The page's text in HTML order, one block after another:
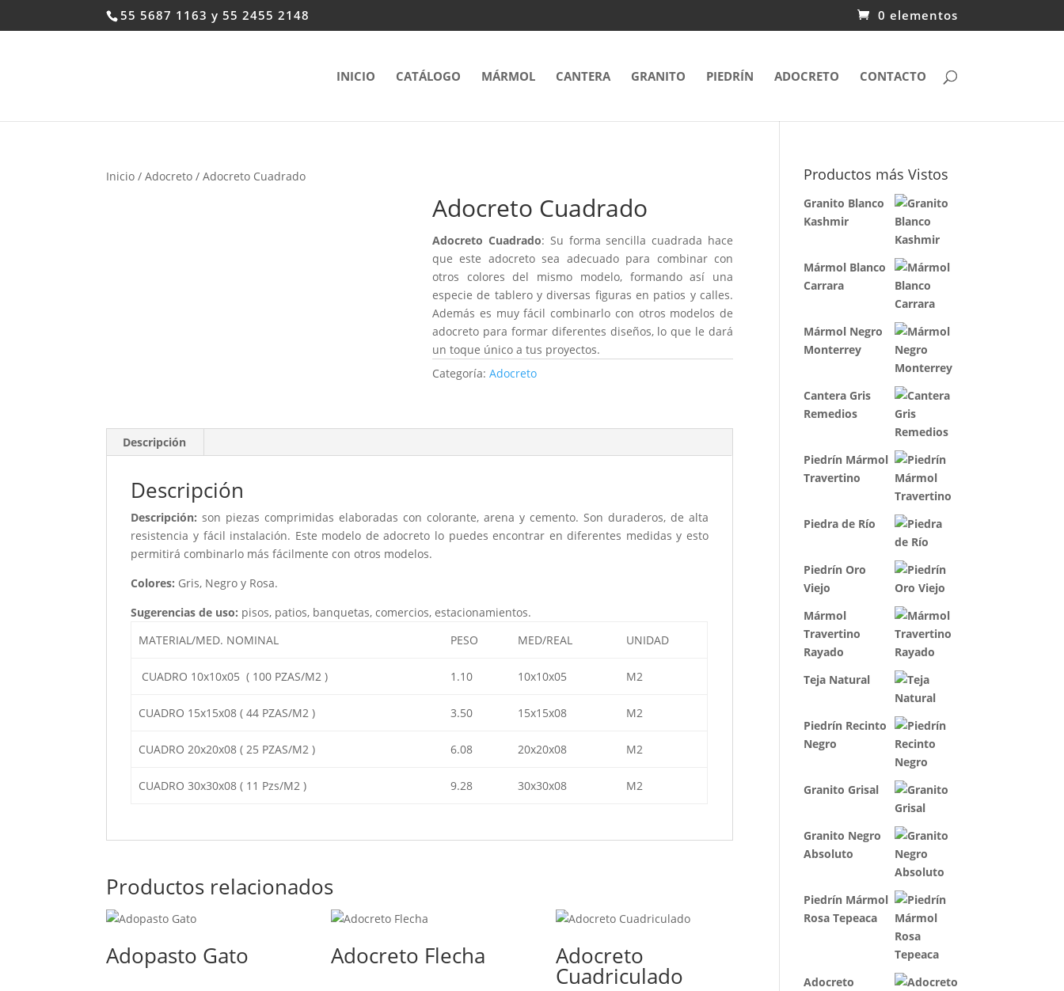
55 5687 1163 y 55 2455 2148 0 elementos
INICIO CATÁLOGO MÁRMOL CANTERA GRANITO PIEDRÍN ADOCRETO CONTACTO
Inicio /Adocreto / Adocreto Cuadrado
Adocreto Cuadrado
Adocreto Cuadrado: Su forma sencilla cuadrada hace
que este adocreto sea adecuado para combinar con
otros colores del mismo modelo, formando así una
especie de tablero y diversas figuras en patios y calles.
Además es muy fácil combinarlo con otros modelos de
adocreto para formar diferentes diseños, lo que le dará
un toque único a tus proyectos.
Categoría:Adocreto
Descripción
Descripción
Descripción: son piezas comprimidas elaboradas con colorante, arena y cemento. Son duraderos, de alta
resistencia y fácil instalación. Este modelo de adocreto lo puedes encontrar en diferentes medidas y esto
permitirá combinarlo más fácilmente con otros modelos.
Colores: Gris, Negro y Rosa.
Sugerencias de uso: pisos, patios, banquetas, comercios, estacionamientos.
MATERIAL/MED. NOMINAL
PESO MED/REAL UNIDAD
CUADRO 10x10x05 ( 100 PZAS/M2 ) 1.10 10x10x05 M2
CUADRO 15x15x08 ( 44 PZAS/M2 ) 3.50 15x15x08 M2
CUADRO 20x20x08 ( 25 PZAS/M2 ) 6.08 20x20x08 M2
CUADRO 30x30x08 ( 11 Pzs/M2 ) 9.28 30x30x08 M2
Productos relacionados
Adopasto Gato Adocreto Flecha Adocreto
Cuadriculado
Productos más Vistos
Granito Blanco
Kashmir
Mármol Blanco
Carrara
Mármol Negro
Monterrey
Cantera Gris
Remedios
Piedrín Mármol
Travertino
Piedra de Río
Piedrín Oro
Viejo
Mármol
Travertino
Rayado
Teja Natural
Piedrín Recinto
Negro
Granito Grisal
Granito Negro
Absoluto
Piedrín Mármol
Rosa Tepeaca
Adocreto